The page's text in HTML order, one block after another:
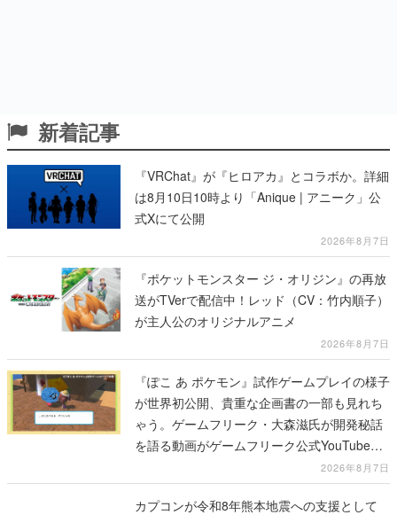
新着記事
『VRChat』が『ヒロアカ』とコラボか。詳細
は8月10日10時より「Anique | アニーク」公
式Xにて公開
2026年8月7日
『ポケットモンスター ジ・オリジン』の再放
送がTVerで配信中！レッド（CV：竹内順子）
が主人公のオリジナルアニメ
2026年8月7日
『ぽこ あ ポケモン』試作ゲームプレイの様子
が世界初公開、貴重な企画書の一部も見れち
ゃう。ゲームフリーク・大森滋氏が開発秘話
を語る動画がゲームフリーク公式YouTubeで
2026年8月7日
カプコンが令和8年熊本地震への支援として